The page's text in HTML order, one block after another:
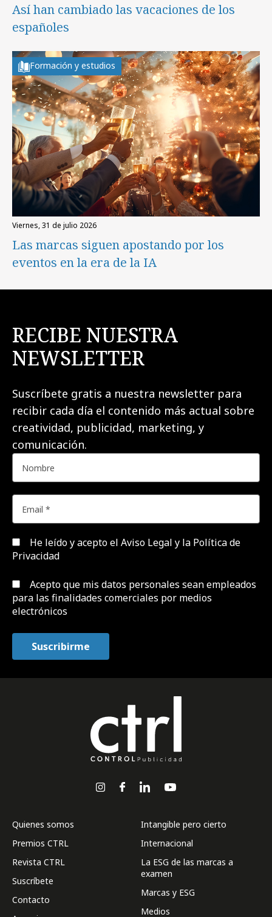
Así han cambiado las vacaciones de los
españoles
Formación y estudios
viernes, 31 de julio 2026
Las marcas siguen apostando por los
eventos en la era de la IA
RECIBE NUESTRA
NEWSLETTER
Suscríbete gratis a nuestra newsletter para
recibir cada día el contenido más actual sobre
creatividad, publicidad, marketing, y
comunicación.
He leído y acepto el Aviso Legal y la Política de
Privacidad
Acepto que mis datos personales sean empleados
para las finalidades comerciales por medios
electrónicos
Quienes somos
Premios CTRL
Revista CTRL
Suscríbete
Contacto
Intangible pero cierto
Internacional
La ESG de las marcas a
examen
Marcas y ESG
Medios